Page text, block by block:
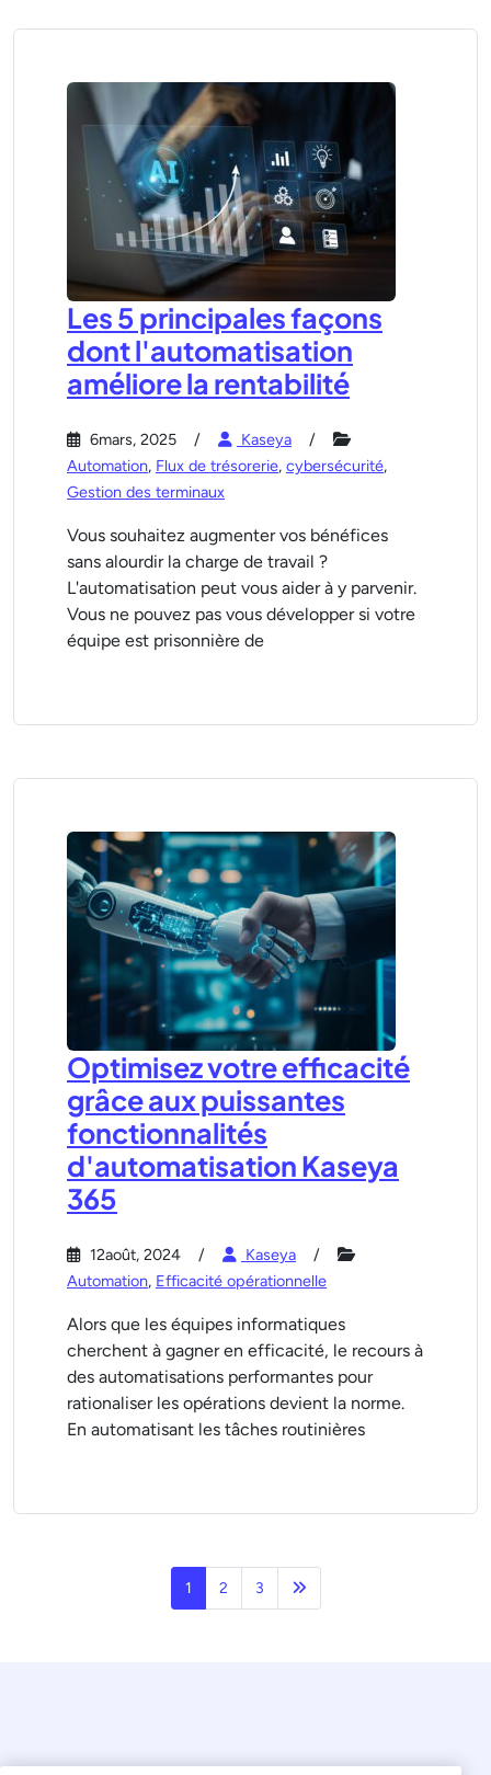
Les 5 principales façons
dont l'automatisation
améliore la rentabilité
6mars, 2025
Kaseya
Automation, Flux de trésorerie, cybersécurité,
Gestion des terminaux
Vous souhaitez augmenter vos bénéfices
sans alourdir la charge de travail ?
L'automatisation peut vous aider à y parvenir.
Vous ne pouvez pas vous développer si votre
équipe est prisonnière de
Optimisez votre efficacité
grâce aux puissantes
fonctionnalités
d'automatisation Kaseya
365
12août, 2024
Kaseya
Automation, Efficacité opérationnelle
Alors que les équipes informatiques
cherchent à gagner en efficacité, le recours à
des automatisations performantes pour
rationaliser les opérations devient la norme.
En automatisant les tâches routinières
1 2 3 Page suivante